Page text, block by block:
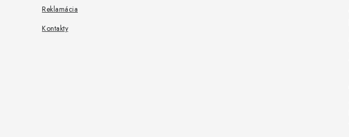
Reklamácia
Kontakty